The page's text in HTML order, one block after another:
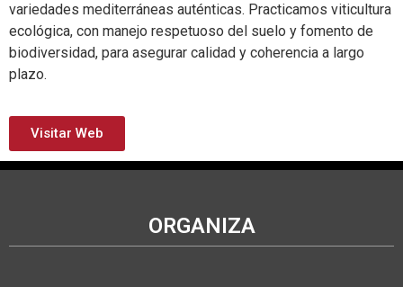
variedades mediterráneas auténticas. Practicamos viticultura
ecológica, con manejo respetuoso del suelo y fomento de
biodiversidad, para asegurar calidad y coherencia a largo
plazo.
Visitar Web
ORGANIZA